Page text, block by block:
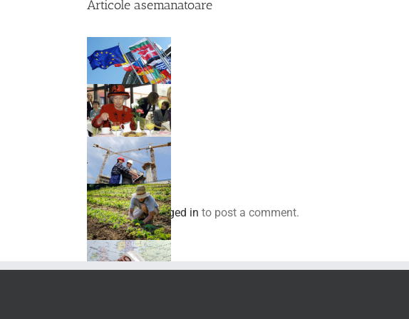
Articole asemanatoare
Comenteaza
You must belogged in to post a comment.